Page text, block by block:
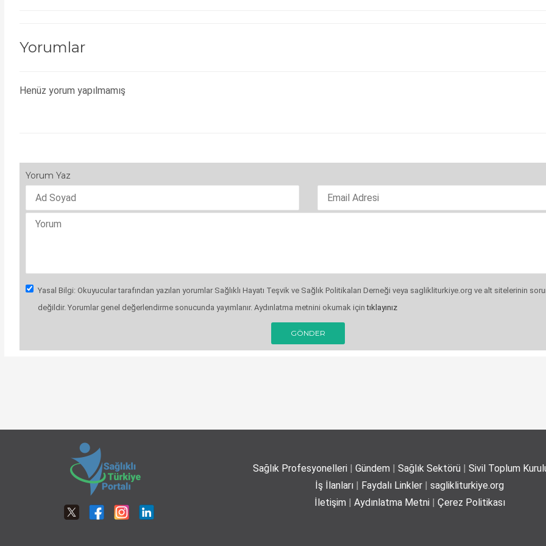
Yorumlar
Henüz yorum yapılmamış
Yorum Yaz
Yasal Bilgi: Okuyucular tarafından yazılan yorumlar Sağlıklı Hayatı Teşvik ve Sağlık Politikaları Derneği veya saglikliturkiye.org ve alt sitelerinin
değildir. Yorumlar genel değerlendirme sonucunda yayımlanır. Aydınlatma metnini okumak içintıklayınız
GÖNDER
Sağlık Profesyonelleri| Gündem | Sağlık Sektörü | Sivil Toplum
İş İlanları | Faydalı Linkler | saglikliturkiye.org
İletişim | Aydınlatma Metni| Çerez Politikası